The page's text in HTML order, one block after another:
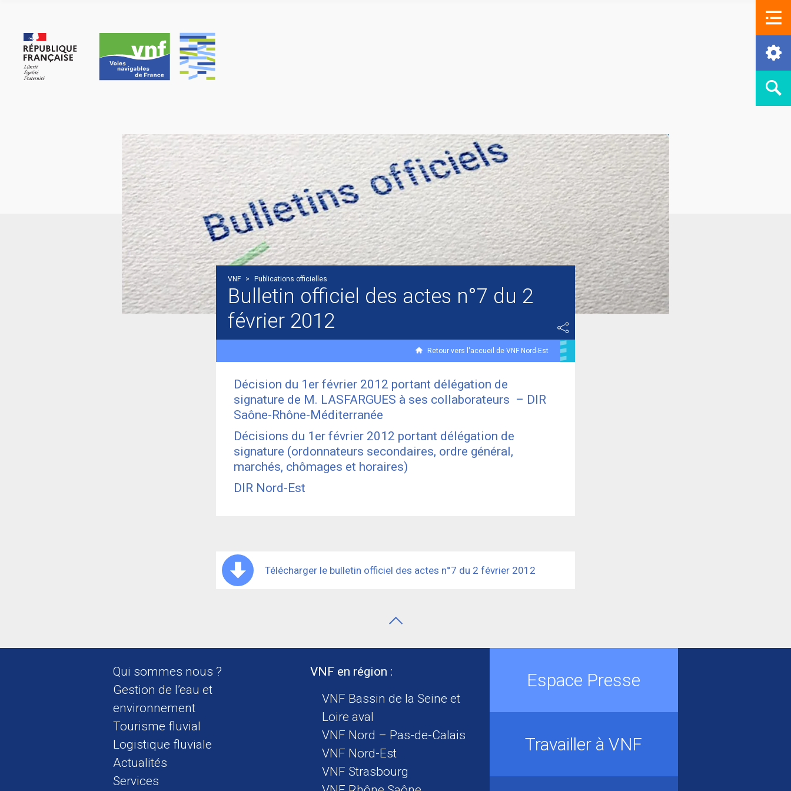
VNF > Publications officielles
Bulletin officiel des actes n°7 du 2
février 2012
Retour vers l'accueil de VNF Nord-Est
Décision du 1er février 2012 portant délégation de
signature de M. LASFARGUES à ses collaborateurs – DIR
Saône-Rhône-Méditerranée
Décisions du 1er février 2012 portant délégation de
signature (ordonnateurs secondaires, ordre général,
marchés, chômages et horaires)
DIR Nord-Est
Télécharger le bulletin officiel des actes n°7 du 2 février 2012
Qui sommes nous ?
Gestion de l’eau et
environnement
Tourisme fluvial
Logistique fluviale
Actualités
Services
VNF en région :
VNF Bassin de la Seine et
Loire aval
VNF Nord – Pas-de-Calais
VNF Nord-Est
VNF Strasbourg
Espace Presse
Travailler à VNF